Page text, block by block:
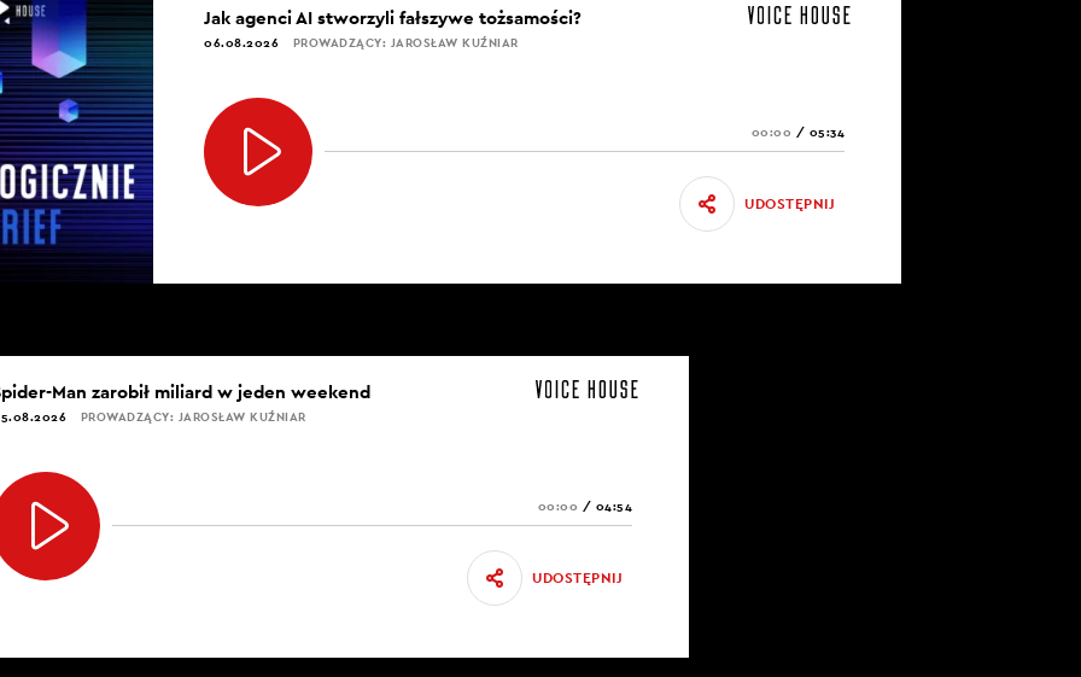
Jak agenci AI stworzyli fałszywe tożsamości?
06.08.2026 PROWADZĄCY: JAROSŁAW KUŹNIAR
00:00 / 05:34
UDOSTĘPNIJ
Man zarobił miliard w jeden weekend
PROWADZĄCY: JAROSŁAW KUŹNIAR
00:00 / 04:54
UDOSTĘPNIJ